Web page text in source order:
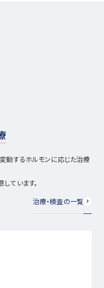
動するホルモンに応じた治療
ています。
治療・検査の一覧